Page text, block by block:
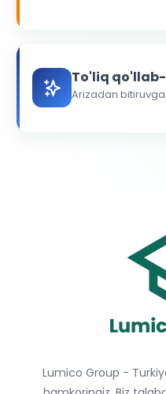
To'liq
Arizadan
Lumico Group -